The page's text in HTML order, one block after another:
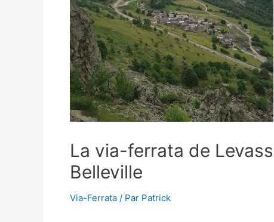
La via-ferrata de
Belleville
Via-Ferrata / Par Patrick